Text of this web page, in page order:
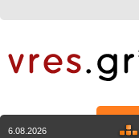
6.08.2026